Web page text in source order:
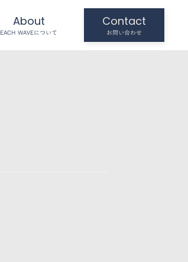
About
EACH WAVEについて
Contact
お問い合わせ